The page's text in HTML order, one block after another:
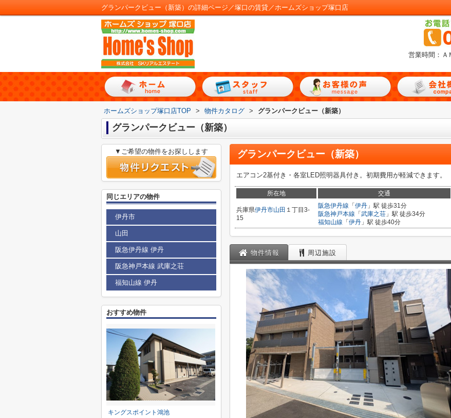
グランパークビュー（新築）の詳細ページ／塚口の賃貸／ホームズショップ塚口店
営業時間：Ａ
ホームズショップ塚口店TOP > 物件カタログ > グランパークビュー（新築）
グランパークビュー（新築）
グランパークビュー（新築）
エアコン2基付き・各室LED照明器具付き。初期費用が軽減できます。
所在地 交通
兵庫県伊丹市山田 １丁目3-
15
阪急伊丹線 「 伊丹 」駅 徒歩31分
阪急神戸本線 「 武庫之荘 」駅 徒歩34分
福知山線 「 伊丹 」駅 徒歩40分
物件情報 周辺施設
▼ご希望の物件をお探しします
同じエリアの物件
伊丹市
山田
阪急伊丹線 伊丹
阪急神戸本線 武庫之荘
福知山線 伊丹
おすすめ物件
キングスポイント鴻池